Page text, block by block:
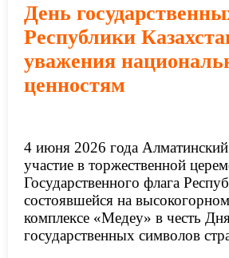
День
Республики
уважения
ценностям
4 июня 2026 года
участие в торжественной
Государственного флага
состоявшейся на
комплексе «Медеу» в честь
государственных символов